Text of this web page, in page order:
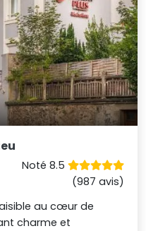
Noté 8.5
(987 avis)
au cœur de
charme et